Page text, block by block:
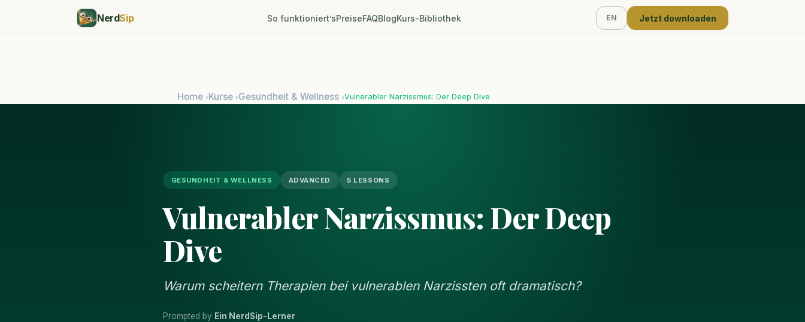
NerdSip So funktioniert’sPreiseFAQBlogKurs-Bibliothek EN Jetzt downloaden
Home ›Kurse ›Gesundheit & Wellness ›Vulnerabler Narzissmus: Der Deep Dive
GESUNDHEIT & WELLNESS ADVANCED 5 LESSONS
Vulnerabler Narzissmus: Der Deep
Dive
Warum scheitern Therapien bei vulnerablen Narzissten oft dramatisch?
Prompted by Ein NerdSip-Lerner